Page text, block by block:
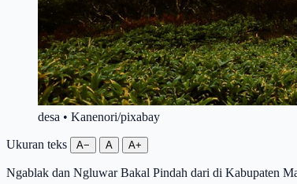
desa • Kanenori/pixabay
Ukuran teks A− A A+
Ngablak dan Ngluwar Bakal Pindah dari di Kabupaten